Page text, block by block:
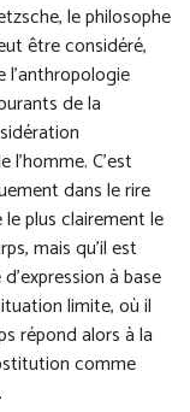
le philosophe
être considéré,
de la
C’est
dans le rire
plus clairement le
mais qu’il est
à base
limite, où il
répond alors à la
comme